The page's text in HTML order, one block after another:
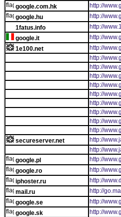
google.com.hk
http://
google.hu
http://
1fatus.info
http://
google.it
http://
1e100.net
http://
http://
http://
http://
http://
http://
http://
http://
http://
http://
secureserver.net
http://
http://
google.pl
http://
google.ro
http://
iphoster.ru
http://
mail.ru
http://
google.se
http://
google.sk
http://